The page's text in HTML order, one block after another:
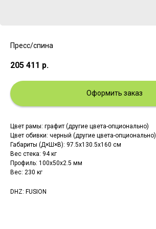
Пресс/спина
205 411 р.
Оформить заказ
Цвет рамы: графит (другие цвета-опционально)
Цвет обивки: черный (другие цвета-опционально)
Габариты (Д×Ш×В): 97.5х130.5х160 см
Вес стека: 94 кг
Профиль: 100х50х2.5 мм
Вес: 230 кг
DHZ: FUSION